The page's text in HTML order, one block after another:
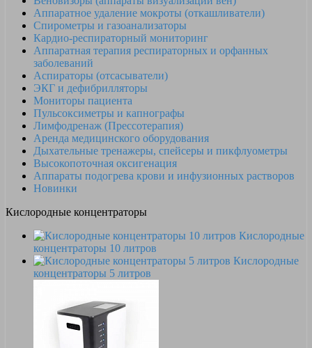
Аппаратное удаление мокроты (откашливатели)
Спирометры и газоанализаторы
Кардио-респираторный мониторинг
Аппаратная терапия респираторных и орфанных
заболеваний
Аспираторы (отсасыватели)
ЭКГ и дефибрилляторы
Мониторы пациента
Пульсоксиметры и капнографы
Лимфодренаж (Прессотерапия)
Аренда медицинского оборудования
Дыхательные тренажеры, спейсеры и пикфлуометры
Высокопоточная оксигенация
Аппараты подогрева крови и инфузионных растворов
Новинки
Кислородные концентраторы
Кислородные
концентраторы 10 литров
Кислородные
концентраторы 5 литров